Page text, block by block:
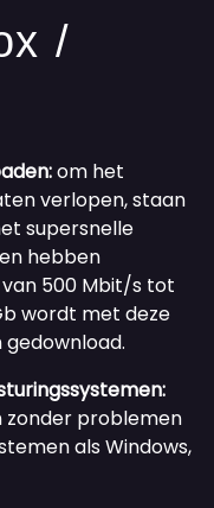
/
om het
verlopen, staan
supersnelle
hebben
500 Mbit/s tot
wordt met deze
gedownload.
zonder problemen
als Windows,